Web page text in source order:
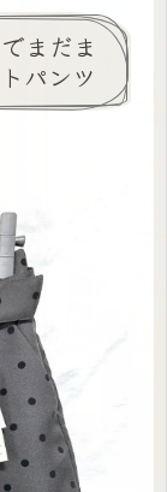
まだま
パンツ